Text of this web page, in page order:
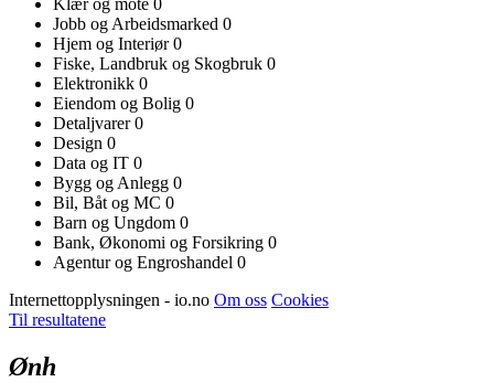
Jobb og Arbeidsmarked 0
Hjem og Interiør0
Fiske, Landbruk og Skogbruk 0
Elektronikk 0
Eiendom og Bolig 0
Detaljvarer0
Design 0
Data og IT 0
Bygg og Anlegg 0
Bil, Båt og MC 0
Barn og Ungdom 0
Bank, Økonomi og Forsikring 0
Agentur og Engroshandel 0
Internettopplysningen - io.no Om oss Cookies
Til resultatene
Ønh